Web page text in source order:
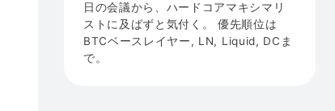
日の会議から、ハードコアマキシマリ
ストに及ばずと気付く。 優先順位は
BTCベースレイヤー, LN, Liquid, DCま
で。